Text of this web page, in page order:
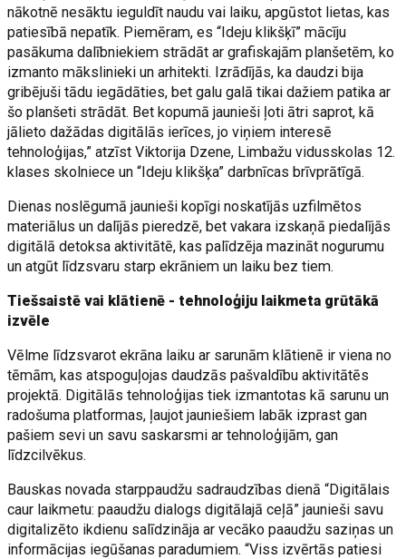
nākotnē nesāktu ieguldīt naudu vai laiku, apgūstot lietas, kas
patiesībā nepatīk. Piemēram, es “Ideju klikšķī” mācīju
pasākuma dalībniekiem strādāt ar grafiskajām planšetēm, ko
izmanto mākslinieki un arhitekti. Izrādījās, ka daudzi bija
gribējuši tādu iegādāties, bet galu galā tikai dažiem patika ar
šo planšeti strādāt. Bet kopumā jaunieši ļoti ātri saprot, kā
jālieto dažādas digitālās ierīces, jo viņiem interesē
tehnoloģijas,” atzīst Viktorija Dzene, Limbažu vidusskolas 12.
klases skolniece un “Ideju klikšķa” darbnīcas brīvprātīgā.
Dienas noslēgumā jaunieši kopīgi noskatījās uzfilmētos
materiālus un dalījās pieredzē, bet vakara izskaņā piedalījās
digitālā detoksa aktivitātē, kas palīdzēja mazināt nogurumu
un atgūt līdzsvaru starp ekrāniem un laiku bez tiem.
Tiešsaistē vai klātienē - tehnoloģiju laikmeta grūtākā
izvēle
Vēlme līdzsvarot ekrāna laiku ar sarunām klātienē ir viena no
tēmām, kas atspoguļojas daudzās pašvaldību aktivitātēs
projektā. Digitālās tehnoloģijas tiek izmantotas kā sarunu un
radošuma platformas, ļaujot jauniešiem labāk izprast gan
pašiem sevi un savu saskarsmi ar tehnoloģijām, gan
līdzcilvēkus.
Bauskas novada starppaudžu sadraudzības dienā “Digitālais
caur laikmetu: paaudžu dialogs digitālajā ceļā” jaunieši savu
digitalizēto ikdienu salīdzināja ar vecāko paaudžu saziņas un
informācijas iegūšanas paradumiem. “Viss izvērtās patiesi